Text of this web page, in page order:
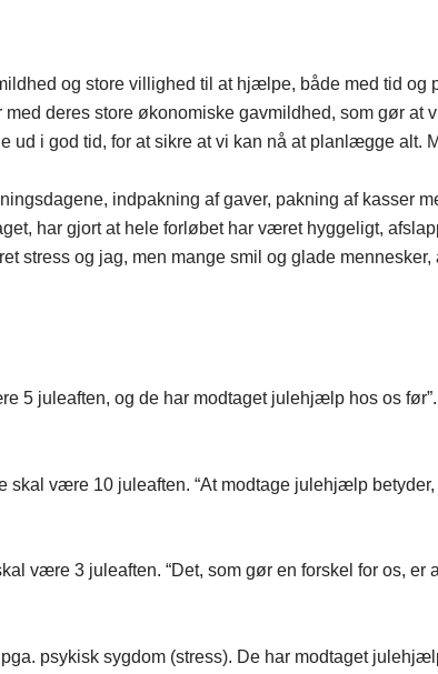
og store villighed til at hjælpe, både med tid
deres store økonomiske gavmildhed, som gør
ud i god tid, for at sikre at vi kan nå at planlægge alt.
indpakning af gaver, pakning af kasser
har gjort at hele forløbet har været hyggeligt,
stress og jag, men mange smil og glade mennesker,
5 juleaften, og de har modtaget julehjælp hos os
skal være 10 juleaften. “At modtage julehjælp
være 3 juleaften. “Det, som gør en forskel for os,
psykisk sygdom (stress). De har modtaget